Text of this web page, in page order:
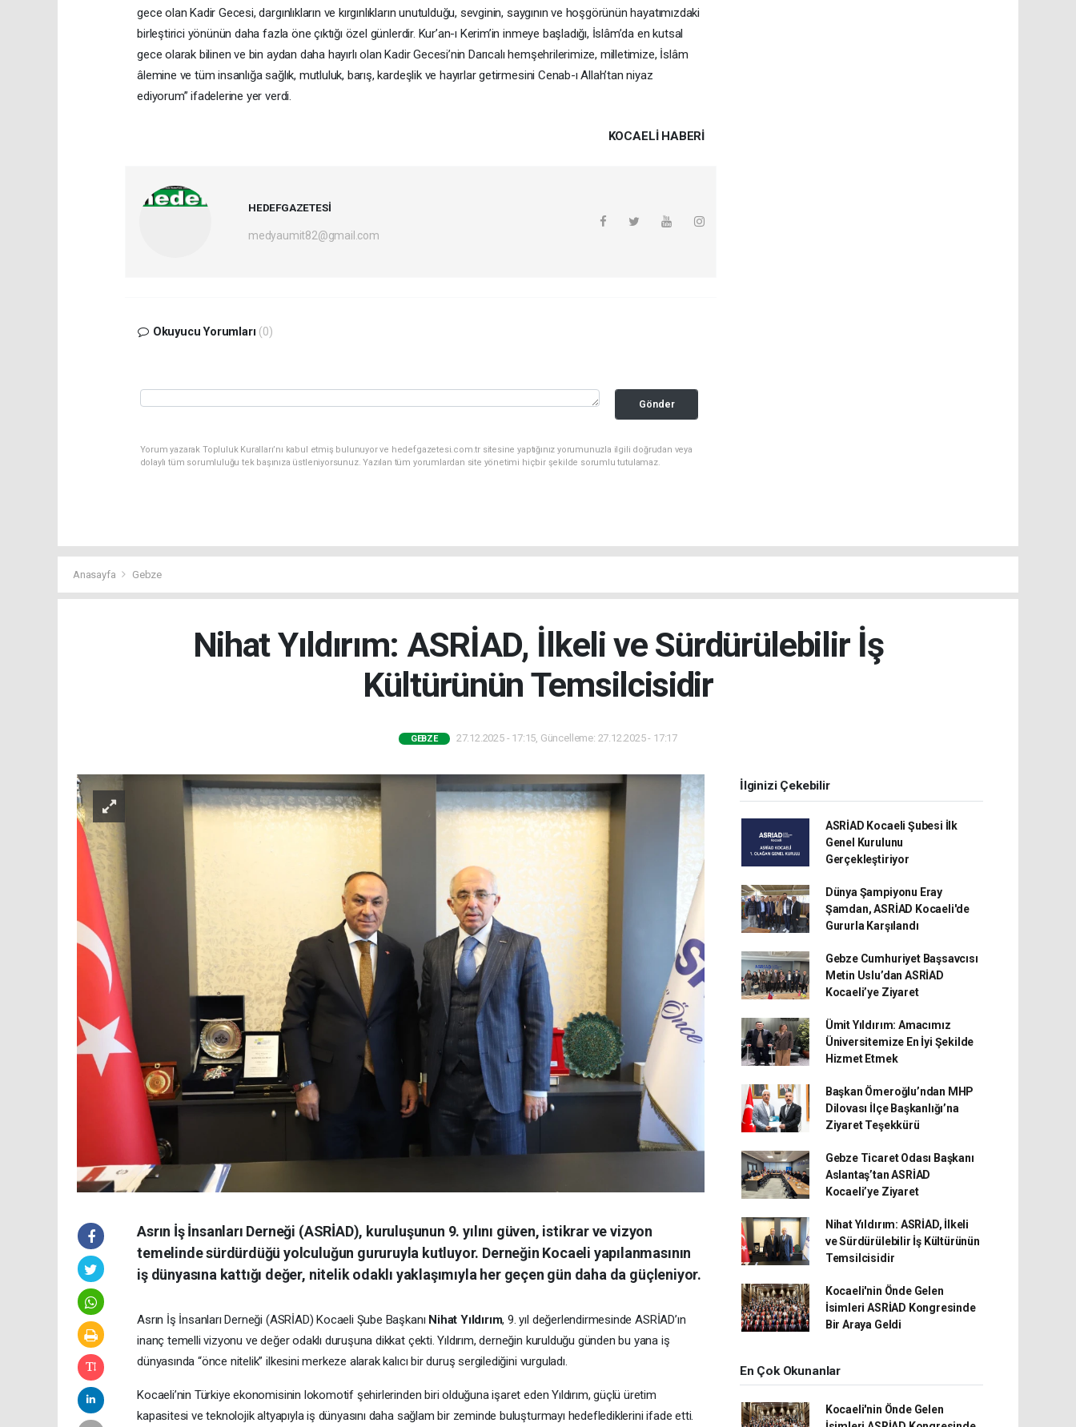
gece olan Kadir Gecesi, dargınlıkların ve kırgınlıkların unutulduğu, sevginin, saygının ve hoşgörünün hayatımızdaki
birleştirici yönünün daha fazla öne çıktığı özel günlerdir. Kur’an-ı Kerim’in inmeye başladığı, İslâm’da en kutsal
gece olarak bilinen ve bin aydan daha hayırlı olan Kadir Gecesi’nin Darıcalı hemşehrilerimize, milletimize, İslâm
âlemine ve tüm insanlığa sağlık, mutluluk, barış, kardeşlik ve hayırlar getirmesini Cenab-ı Allah’tan niyaz
ediyorum” ifadelerine yer verdi.
KOCAELI HABERİ
HEDEFGAZETESİ
medyaumit82@gmail.com
Okuyucu Yorumları (0)
Gönder
Yorum yazarak Topluluk Kuralları’nı kabul etmiş bulunuyor ve hedefgazetesi.com.tr sitesine yaptığınız yorumunuzla ilgili doğrudan veya
dolaylı tüm sorumluluğu tek başınıza üstleniyorsunuz. Yazılan tüm yorumlardan site yönetimi hiçbir şekilde sorumlu tutulamaz.
Anasayfa Gebze
Nihat Yıldırım: ASRİAD, İlkeli ve Sürdürülebilir İş
Kültürünün Temsilcisidir
GEBZE 27.12.2025 - 17:15, Güncelleme: 27.12.2025 - 17:17
Asrın İş İnsanları Derneği (ASRİAD), kuruluşunun 9. yılını güven, istikrar ve vizyon
temelinde sürdürdüğü yolculuğun gururuyla kutluyor. Derneğin Kocaeli yapılanmasının
iş dünyasına kattığı değer, nitelik odaklı yaklaşımıyla her geçen gün daha da güçleniyor.
Asrın İş İnsanları Derneği (ASRİAD) Kocaeli Şube Başkanı Nihat Yıldırım, 9. yıl değerlendirmesinde ASRİAD’ın
inanç temelli vizyonu ve değer odaklı duruşuna dikkat çekti. Yıldırım, derneğin kurulduğu günden bu yana iş
dünyasında “önce nitelik” ilkesini merkeze alarak kalıcı bir duruş sergilediğini vurguladı.
Kocaeli’nin Türkiye ekonomisinin lokomotif şehirlerinden biri olduğuna işaret eden Yıldırım, güçlü üretim
kapasitesi ve teknolojik altyapıyla iş dünyasını daha sağlam bir zeminde buluşturmayı hedeflediklerini ifade etti.
İlginizi Çekebilir
ASRİAD Kocaeli Şubesi İlk
Genel Kurulunu
Gerçekleştiriyor
Dünya Şampiyonu Eray
Şamdan, ASRİAD Kocaeli'de
Gururla Karşılandı
Gebze Cumhuriyet Başsavcısı
Metin Uslu’dan ASRİAD
Kocaeli’ye Ziyaret
Ümit Yıldırım: Amacımız
Üniversitemize En İyi Şekilde
Hizmet Etmek
Başkan Ömeroğlu’ndan MHP
Dilovası İlçe Başkanlığı’na
Ziyaret Teşekkürü
Gebze Ticaret Odası Başkanı
Aslantaş’tan ASRİAD
Kocaeli’ye Ziyaret
Nihat Yıldırım: ASRİAD, İlkeli
ve Sürdürülebilir İş Kültürünün
Temsilcisidir
Kocaeli'nin Önde Gelen
İsimleri ASRİAD Kongresinde
Bir Araya Geldi
En Çok Okunanlar
Kocaeli'nin Önde Gelen